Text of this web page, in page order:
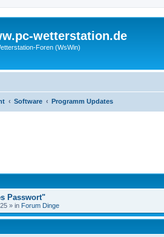
wetterstation.de
Foren (WsWin)
Software Programm Updates
Passwort"
» in Forum Dinge